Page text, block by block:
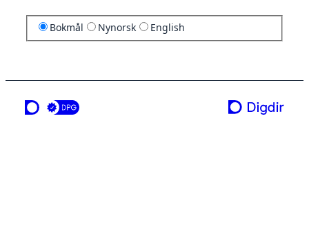
Bokmål Nynorsk English